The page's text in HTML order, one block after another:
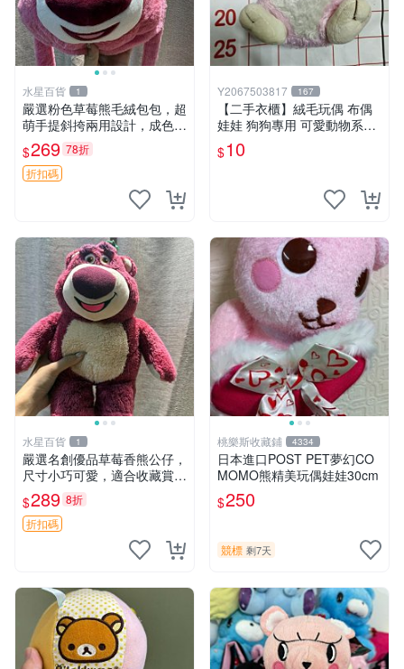
水星百貨 1
嚴選粉色草莓熊毛絨包包，超
萌手提斜挎兩用設計，成色上
佳容量大 粉紅草莓 毛絨包 超
大容量
$269 78折
折扣碼
Y2067503817 167
【二手衣櫃】絨毛玩偶 布偶
娃娃 狗狗專用 可愛動物系列
耐咬耐磨玩具 玩偶 粉紅熊寵
物玩具 1120929
$10
水星百貨 1
嚴選名創優品草莓香熊公仔，
尺寸小巧可愛，適合收藏賞玩
30cm 玩具 公仔 草莓熊
$289 8折
折扣碼
桃樂斯收藏鋪 4334
日本進口POST PET夢幻CO
MOMO熊精美玩偶娃娃30cm
$250
競標 剩7天